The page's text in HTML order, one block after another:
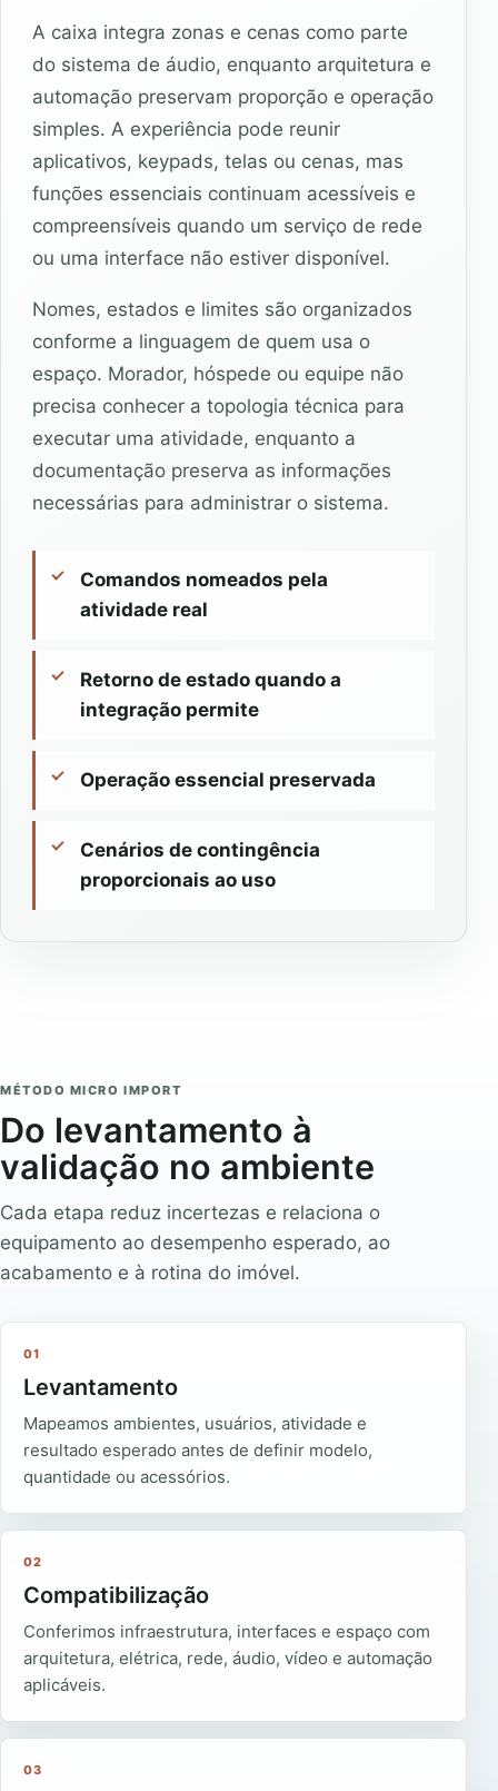
A caixa integra zonas e cenas como parte
do sistema de áudio, enquanto arquitetura e
automação preservam proporção e operação
simples. A experiência pode reunir
aplicativos, keypads, telas ou cenas, mas
funções essenciais continuam acessíveis e
compreensíveis quando um serviço de rede
ou uma interface não estiver disponível.
Nomes, estados e limites são organizados
conforme a linguagem de quem usa o
espaço. Morador, hóspede ou equipe não
precisa conhecer a topologia técnica para
executar uma atividade, enquanto a
documentação preserva as informações
necessárias para administrar o sistema.
Comandos nomeados pela
atividade real
Retorno de estado quando a
integração permite
Operação essencial preservada
Cenários de contingência
proporcionais ao uso
MÉTODO MICRO IMPORT
Do levantamento à
validação no ambiente
Cada etapa reduz incertezas e relaciona o
equipamento ao desempenho esperado, ao
acabamento e à rotina do imóvel.
01
Levantamento
Mapeamos ambientes, usuários, atividade e
resultado esperado antes de definir modelo,
quantidade ou acessórios.
02
Compatibilização
Conferimos infraestrutura, interfaces e espaço com
arquitetura, elétrica, rede, áudio, vídeo e automação
aplicáveis.
03